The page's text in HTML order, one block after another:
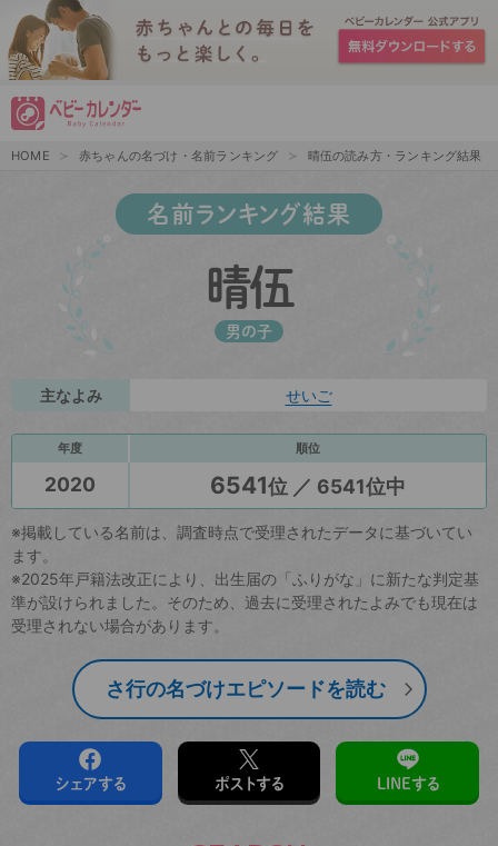
HOME 赤ちゃんの名づけ・名前ランキング 晴伍の読み方・ランキング結果
名前ランキング結果
晴伍
男の子
主なよみ せいご
年度 順位
2020 6541位 ／ 6541位中
※掲載している名前は、調査時点で受理されたデータに基づいてい
ます。
※2025年戸籍法改正により、出生届の「ふりがな」に新たな判定基
準が設けられました。そのため、過去に受理されたよみでも現在は
受理されない場合があります。
さ行の名づけエピソードを読む
シェアする ポストする LINEする